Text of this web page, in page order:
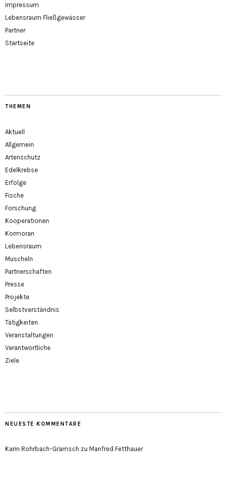
Impressum
Lebensraum Fließgewässer
Partner
Startseite
THEMEN
Aktuell
Allgemein
Artenschutz
Edelkrebse
Erfolge
Fische
Forschung
Kooperationen
Kormoran
Lebensraum
Muscheln
Partnerschaften
Presse
Projekte
Selbstverständnis
Tätigkeiten
Veranstaltungen
Verantwortliche
Ziele
NEUESTE KOMMENTARE
Karin Rohrbach-Gramsch zu Manfred Fetthauer